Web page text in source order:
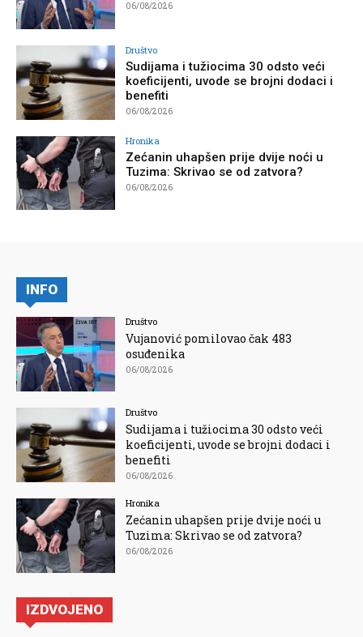
06/08/2026
Društvo
Sudijama i tužiocima 30 odsto veći
koeficijenti, uvode se brojni dodaci i
benefiti
06/08/2026
Hronika
Zećanin uhapšen prije dvije noći u
Tuzima: Skrivao se od zatvora?
06/08/2026
INFO
Društvo
Vujanović pomilovao čak 483
osuđenika
06/08/2026
Društvo
Sudijama i tužiocima 30 odsto veći
koeficijenti, uvode se brojni dodaci i
benefiti
06/08/2026
Hronika
Zećanin uhapšen prije dvije noći u
Tuzima: Skrivao se od zatvora?
06/08/2026
IZDVOJENO